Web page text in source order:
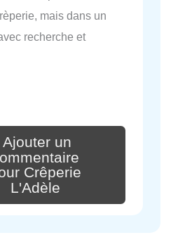
mais dans un
recherche et
Ajouter un
Crêperie
L'Adèle